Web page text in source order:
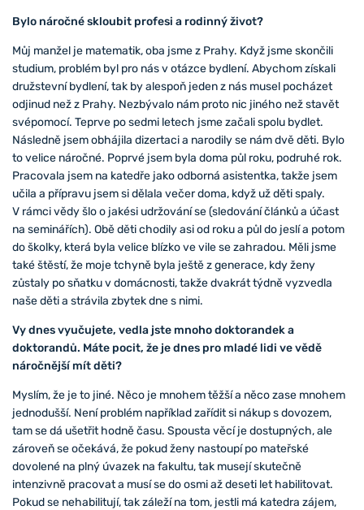
Bylo náročné skloubit profesi a rodinný život?
Můj manžel je matematik, oba jsme z Prahy. Když jsme skončili
studium, problém byl pro nás v otázce bydlení. Abychom získali
družstevní bydlení, tak by alespoň jeden z nás musel pocházet
odjinud než z Prahy. Nezbývalo nám proto nic jiného než stavět
svépomocí. Teprve po sedmi letech jsme začali spolu bydlet.
Následně jsem obhájila dizertaci a narodily se nám dvě děti. Bylo
to velice náročné. Poprvé jsem byla doma půl roku, podruhé rok.
Pracovala jsem na katedře jako odborná asistentka, takže jsem
učila a přípravu jsem si dělala večer doma, když už děti spaly.
V rámci vědy šlo o jakési udržování se (sledování článků a účast
na seminářích). Obě děti chodily asi od roku a půl do jeslí a potom
do školky, která byla velice blízko ve vile se zahradou. Měli jsme
také štěstí, že moje tchyně byla ještě z generace, kdy ženy
zůstaly po sňatku v domácnosti, takže dvakrát týdně vyzvedla
naše děti a strávila zbytek dne s nimi.
Vy dnes vyučujete, vedla jste mnoho doktorandek a
doktorandů. Máte pocit, že je dnes pro mladé lidi ve vědě
náročnější mít děti?
Myslím, že je to jiné. Něco je mnohem těžší a něco zase mnohem
jednodušší. Není problém například zařídit si nákup s dovozem,
tam se dá ušetřit hodně času. Spousta věcí je dostupných, ale
zároveň se očekává, že pokud ženy nastoupí po mateřské
dovolené na plný úvazek na fakultu, tak musejí skutečně
intenzivně pracovat a musí se do osmi až deseti let habilitovat.
Pokud se nehabilitují, tak záleží na tom, jestli má katedra zájem,